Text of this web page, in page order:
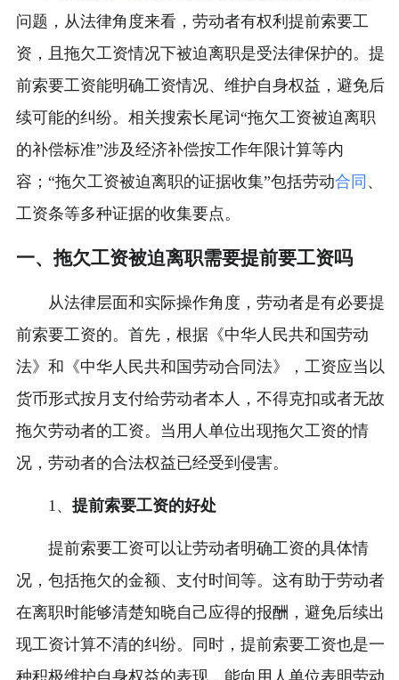
问题，从法律角度来看，劳动者有权利提前索要工
资，且拖欠工资情况下被迫离职是受法律保护的。提
前索要工资能明确工资情况、维护自身权益，避免后
续可能的纠纷。相关搜索长尾词“拖欠工资被迫离职
的补偿标准”涉及经济补偿按工作年限计算等内
容；“拖欠工资被迫离职的证据收集”包括劳动合同 、
工资条等多种证据的收集要点。
一、拖欠工资被迫离职需要提前要工资吗
从法律层面和实际操作角度，劳动者是有必要提
前索要工资的。首先，根据《中华人民共和国劳动
法》和《中华人民共和国劳动合同法》，工资应当以
货币形式按月支付给劳动者本人，不得克扣或者无故
拖欠劳动者的工资。当用人单位出现拖欠工资的情
况，劳动者的合法权益已经受到侵害。
1、 提前索要工资的好处
提前索要工资可以让劳动者明确工资的具体情
况，包括拖欠的金额、支付时间等。这有助于劳动者
在离职时能够清楚知晓自己应得的报酬，避免后续出
现工资计算不清的纠纷。同时，提前索要工资也是一